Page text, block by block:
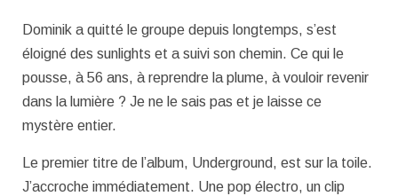
Dominik a quitté le groupe depuis longtemps, s’est
éloigné des sunlights et a suivi son chemin. Ce qui le
pousse, à 56 ans, à reprendre la plume, à vouloir revenir
dans la lumière ? Je ne le sais pas et je laisse ce
mystère entier.
Le premier titre de l’album, Underground, est sur la toile.
J’accroche immédiatement. Une pop électro, un clip